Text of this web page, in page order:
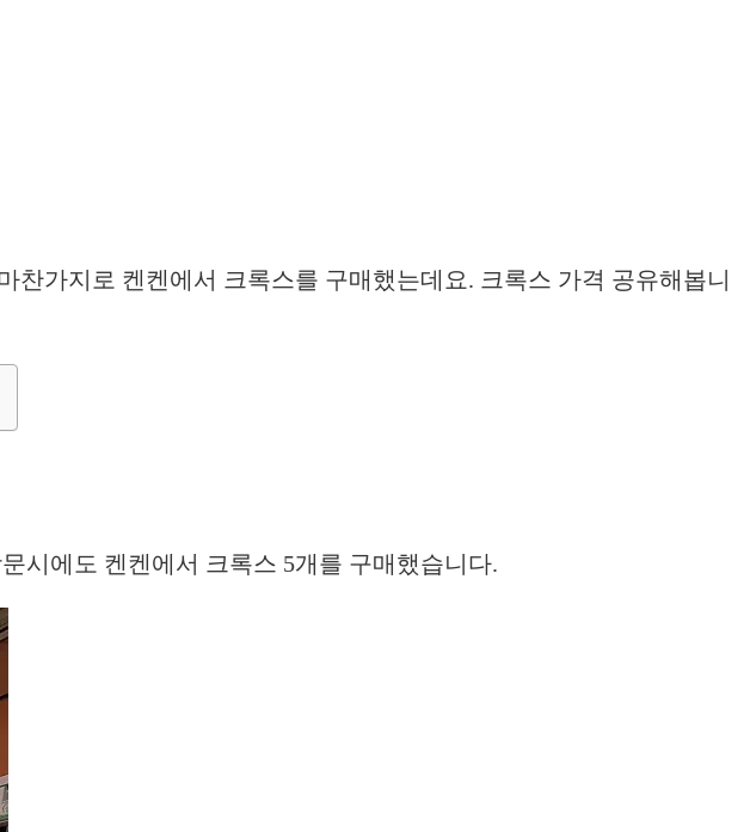
찬가지로 켄켄에서 크록스를 구매했는데요. 크록스 가격 공유해봅니
시에도 켄켄에서 크록스 5개를 구매했습니다.